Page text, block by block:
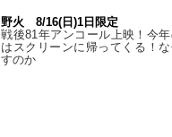
野火 8/16(日)1日限定
戦後81年アンコール上映！今年
はスクリーンに帰ってくる！
すのか